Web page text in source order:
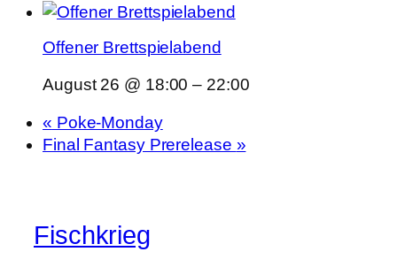
Offener Brettspielabend
August 26 @ 18:00 – 22:00
« Poke-Monday
Final Fantasy Prerelease »
Fischkrieg